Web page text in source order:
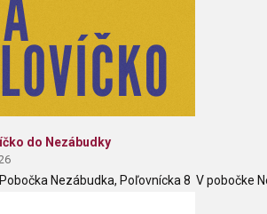
do Nezábudky
Nezábudka, Poľovnícka 8 V pobočke